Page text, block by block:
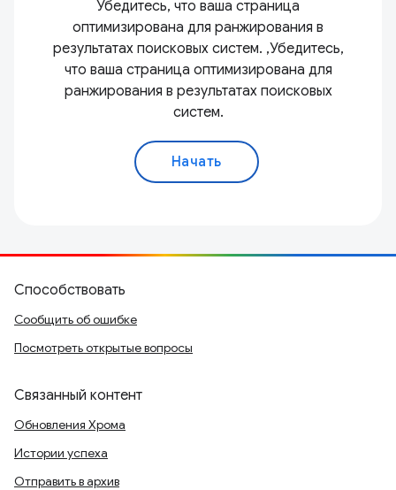
Убедитесь, что ваша страница
оптимизирована для ранжирования в
результатах поисковых систем. ,Убедитесь,
что ваша страница оптимизирована для
ранжирования в результатах поисковых
систем.
Начать
Способствовать
Сообщить об ошибке
Посмотреть открытые вопросы
Связанный контент
Обновления Хрома
Истории успеха
Отправить в архив